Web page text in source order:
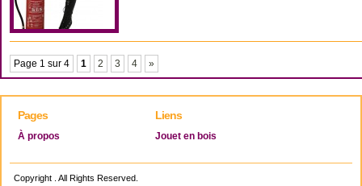
Page 1 sur 4 1 2 3 4 »
Pages
À propos
Liens
Jouet en bois
Copyright . All Rights Reserved.